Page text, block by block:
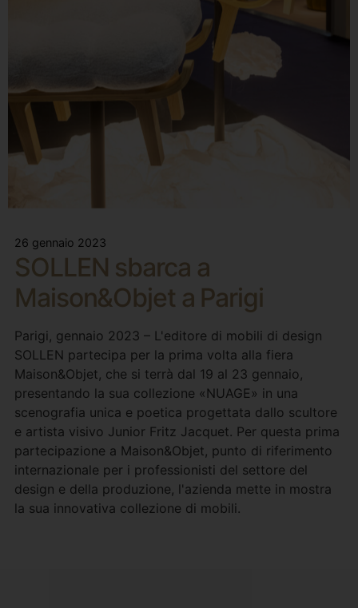
26 gennaio 2023
SOLLEN sbarca a
Maison&Objet a Parigi
Parigi, gennaio 2023 – L'editore di mobili di design
SOLLEN partecipa per la prima volta alla fiera
Maison&Objet, che si terrà dal 19 al 23 gennaio,
presentando la sua collezione «NUAGE» in una
scenografia unica e poetica progettata dallo scultore
e artista visivo Junior Fritz Jacquet. Per questa prima
partecipazione a Maison&Objet, punto di riferimento
internazionale per i professionisti del settore del
design e della produzione, l'azienda mette in mostra
la sua innovativa collezione di mobili.